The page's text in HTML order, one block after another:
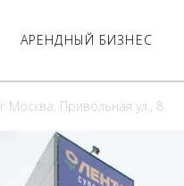
АРЕНДНЫЙ БИЗНЕС
г Москва, Привольная ул., 8